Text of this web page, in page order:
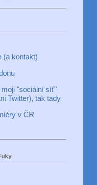
(a kontakt)
"sociální síť"
Twitter), tak tady
v ČR